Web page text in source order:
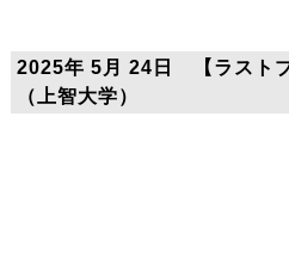
2025年 5月 24日 【ラスト
（上智大学）